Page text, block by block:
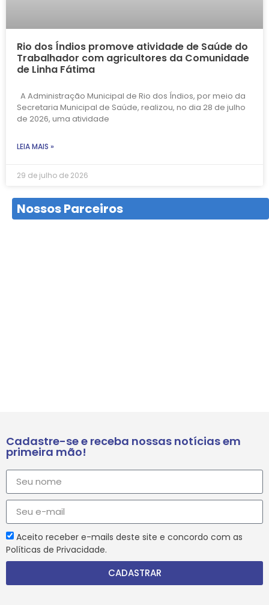
Rio dos Índios promove atividade de Saúde do
Trabalhador com agricultores da Comunidade
de Linha Fátima
A Administração Municipal de Rio dos Índios, por meio da
Secretaria Municipal de Saúde, realizou, no dia 28 de julho
de 2026, uma atividade
LEIA MAIS »
29 de julho de 2026
Nossos Parceiros
Cadastre-se e receba nossas notícias em
primeira mão!
Aceito receber e-mails deste site e concordo com as
Políticas de Privacidade.
CADASTRAR